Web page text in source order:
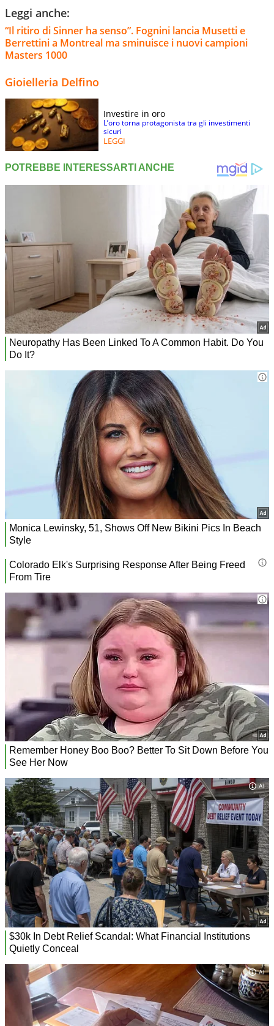
Leggi anche:
“Il ritiro di Sinner ha senso”. Fognini lancia Musetti e
Berrettini a Montreal ma sminuisce i nuovi campioni
Masters 1000
Gioielleria Delfino
Investire in oro
L’oro torna protagonista tra gli investimenti
sicuri
LEGGI